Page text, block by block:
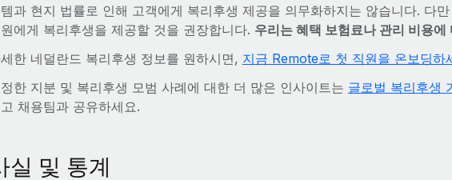
과 현지 법률로 인해 고객에게 복리후생 제공을 의무화하지는 않습니다. 다
에게 복리후생을 제공할 것을 권장합니다. 우리는 혜택 보험료나 관리 비용
한 네덜란드 복리후생 정보를 원하시면, 지금 Remote로 첫 직원을 온보딩하
한 지분 및 복리후생 모범 사례에 대한 더 많은 인사이트는 글로벌 복리후생
채용팀과 공유하세요.
실 및 통계